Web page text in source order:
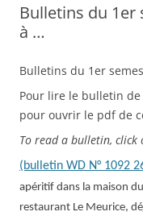
Bulletins du 1er
à …
Bulletins du 1er
Pour lire le bulletin
pour ouvrir le pdf de
To read a bulletin,
(bulletin WD N° 1092
apéritif dans la maison
restaurant Le Meurice,